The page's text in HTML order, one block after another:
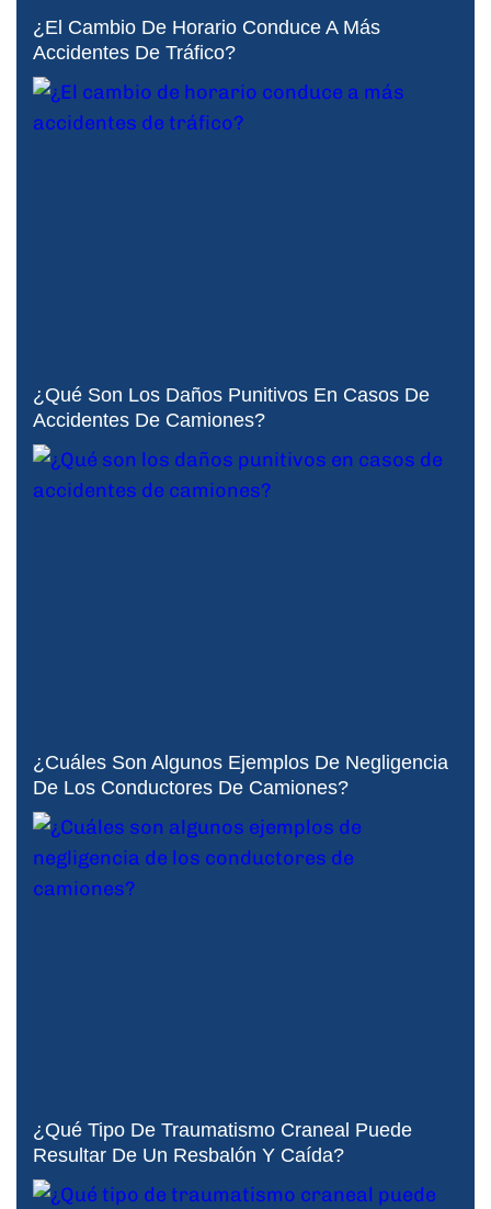
¿El Cambio De Horario Conduce A Más
Accidentes De Tráfico?
¿Qué Son Los Daños Punitivos En Casos De
Accidentes De Camiones?
¿Cuáles Son Algunos Ejemplos De Negligencia
De Los Conductores De Camiones?
¿Qué Tipo De Traumatismo Craneal Puede
Resultar De Un Resbalón Y Caída?